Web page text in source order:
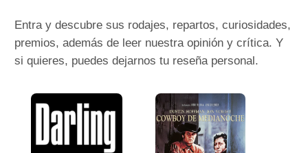
Entra y descubre sus rodajes, repartos, curiosidades,
premios, además de leer nuestra opinión y crítica. Y
si quieres, puedes dejarnos tu reseña personal.